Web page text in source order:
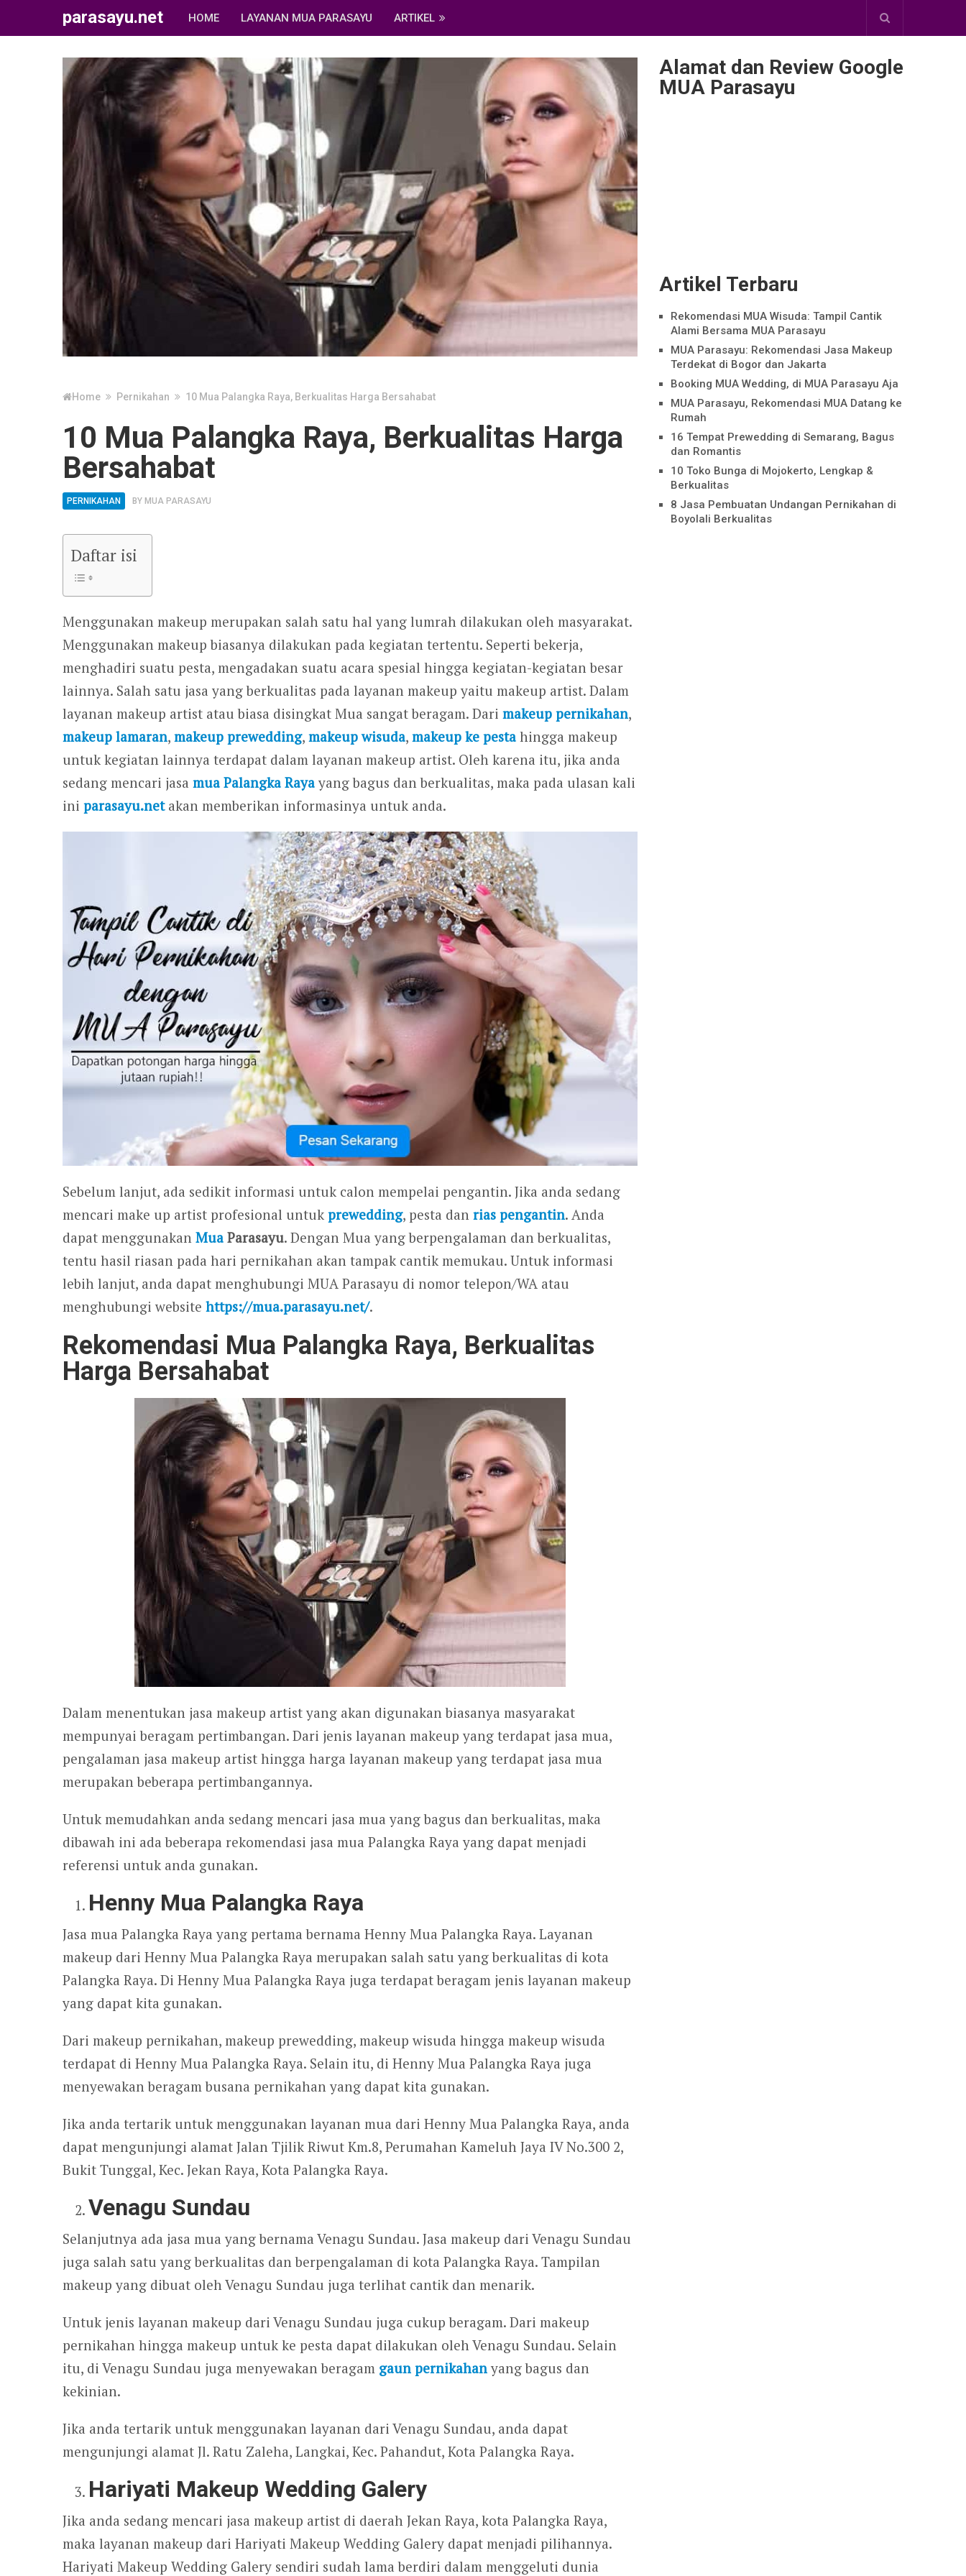
parasayu.net HOME LAYANAN MUA PARASAYU ARTIKEL
Home Pernikahan 10 Mua Palangka Raya, Berkualitas Harga Bersahabat
10 Mua Palangka Raya, Berkualitas Harga
Bersahabat
PERNIKAHAN BY MUA PARASAYU
Daftar isi
Menggunakan makeup merupakan salah satu hal yang lumrah dilakukan oleh masyarakat.
Menggunakan makeup biasanya dilakukan pada kegiatan tertentu. Seperti bekerja,
menghadiri suatu pesta, mengadakan suatu acara spesial hingga kegiatan-kegiatan besar
lainnya. Salah satu jasa yang berkualitas pada layanan makeup yaitu makeup artist. Dalam
layanan makeup artist atau biasa disingkat Mua sangat beragam. Dari makeup pernikahan,
makeup lamaran, makeup prewedding, makeup wisuda, makeup ke pesta hingga makeup
untuk kegiatan lainnya terdapat dalam layanan makeup artist. Oleh karena itu, jika anda
sedang mencari jasa mua Palangka Raya yang bagus dan berkualitas, maka pada ulasan kali
ini parasayu.netakan memberikan informasinya untuk anda.
Sebelum lanjut, ada sedikit informasi untuk calon mempelai pengantin. Jika anda sedang
mencari make up artist profesional untuk prewedding, pesta dan rias pengantin. Anda
dapat menggunakan Mua Parasayu. Dengan Mua yang berpengalaman dan berkualitas,
tentu hasil riasan pada hari pernikahan akan tampak cantik memukau. Untuk informasi
lebih lanjut, anda dapat menghubungi MUA Parasayu di nomor telepon/WA atau
menghubungi website https://mua.parasayu.net/.
Rekomendasi Mua Palangka Raya, Berkualitas
Harga Bersahabat
Dalam menentukan jasa makeup artist yang akan digunakan biasanya masyarakat
mempunyai beragam pertimbangan. Dari jenis layanan makeup yang terdapat jasa mua,
pengalaman jasa makeup artist hingga harga layanan makeup yang terdapat jasa mua
merupakan beberapa pertimbangannya.
Untuk memudahkan anda sedang mencari jasa mua yang bagus dan berkualitas, maka
dibawah ini ada beberapa rekomendasi jasa mua Palangka Raya yang dapat menjadi
referensi untuk anda gunakan.
Henny Mua Palangka Raya
Jasa mua Palangka Raya yang pertama bernama Henny Mua Palangka Raya. Layanan
makeup dari Henny Mua Palangka Raya merupakan salah satu yang berkualitas di kota
Palangka Raya. Di Henny Mua Palangka Raya juga terdapat beragam jenis layanan makeup
yang dapat kita gunakan.
Dari makeup pernikahan, makeup prewedding, makeup wisuda hingga makeup wisuda
terdapat di Henny Mua Palangka Raya. Selain itu, di Henny Mua Palangka Raya juga
menyewakan beragam busana pernikahan yang dapat kita gunakan.
Jika anda tertarik untuk menggunakan layanan mua dari Henny Mua Palangka Raya, anda
dapat mengunjungi alamat Jalan Tjilik Riwut Km.8, Perumahan Kameluh Jaya IV No.300 2,
Bukit Tunggal, Kec. Jekan Raya, Kota Palangka Raya.
Venagu Sundau
Selanjutnya ada jasa mua yang bernama Venagu Sundau. Jasa makeup dari Venagu Sundau
juga salah satu yang berkualitas dan berpengalaman di kota Palangka Raya. Tampilan
makeup yang dibuat oleh Venagu Sundau juga terlihat cantik dan menarik.
Untuk jenis layanan makeup dari Venagu Sundau juga cukup beragam. Dari makeup
pernikahan hingga makeup untuk ke pesta dapat dilakukan oleh Venagu Sundau. Selain
itu, di Venagu Sundau juga menyewakan beragam gaun pernikahan yang bagus dan
kekinian.
Jika anda tertarik untuk menggunakan layanan dari Venagu Sundau, anda dapat
mengunjungi alamat Jl. Ratu Zaleha, Langkai, Kec. Pahandut, Kota Palangka Raya.
Hariyati Makeup Wedding Galery
Jika anda sedang mencari jasa makeup artist di daerah Jekan Raya, kota Palangka Raya,
maka layanan makeup dari Hariyati Makeup Wedding Galery dapat menjadi pilihannya.
Hariyati Makeup Wedding Galery sendiri sudah lama berdiri dalam menggeluti dunia
Alamat dan Review Google
MUA Parasayu
Artikel Terbaru
Rekomendasi MUA Wisuda: Tampil Cantik
Alami Bersama MUA Parasayu
MUA Parasayu: Rekomendasi Jasa Makeup
Terdekat di Bogor dan Jakarta
Booking MUA Wedding, di MUA Parasayu Aja
MUA Parasayu, Rekomendasi MUA Datang ke
Rumah
16 Tempat Prewedding di Semarang, Bagus
dan Romantis
10 Toko Bunga di Mojokerto, Lengkap &
Berkualitas
8 Jasa Pembuatan Undangan Pernikahan di
Boyolali Berkualitas